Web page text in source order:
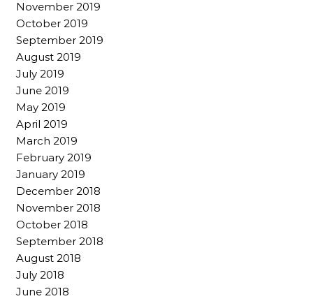
November 2019
October 2019
September 2019
August 2019
July 2019
June 2019
May 2019
April 2019
March 2019
February 2019
January 2019
December 2018
November 2018
October 2018
September 2018
August 2018
July 2018
June 2018